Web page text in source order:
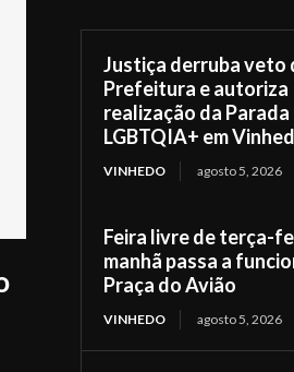
Justiça derruba veto
Prefeitura e autoriza
realização da Parada
LGBTQIA+ em
VINHEDO agosto 5, 2026
Feira livre de terça-
manhã passa a
Praça do Avião
VINHEDO agosto 5, 2026